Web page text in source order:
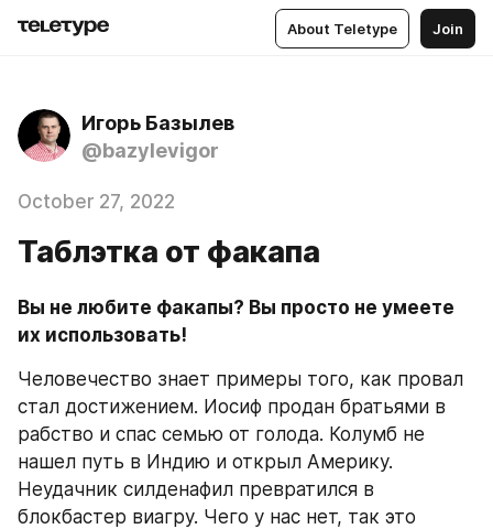
About Teletype Join
Игорь Базылев
@bazylevigor
October 27, 2022
Таблэтка от факапа
Вы не любите факапы? Вы просто не умеете
их использовать!
Человечество знает примеры того, как провал
стал достижением. Иосиф продан братьями в
рабство и спас семью от голода. Колумб не
нашел путь в Индию и открыл Америку.
Неудачник силденафил превратился в
блокбастер виагру. Чего у нас нет, так это